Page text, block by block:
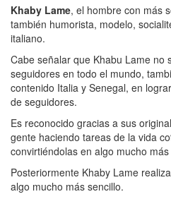
Khaby Lame, el hombre con más
también humorista, modelo,
italiano.
Cabe señalar que Khabu Lame no
seguidores en todo el mundo,
contenido Italia y Senegal, en
de seguidores.
Es reconocido gracias a sus
gente haciendo tareas de la vida
convirtiéndolas en algo mucho
Posteriormente Khaby Lame
algo mucho más sencillo.